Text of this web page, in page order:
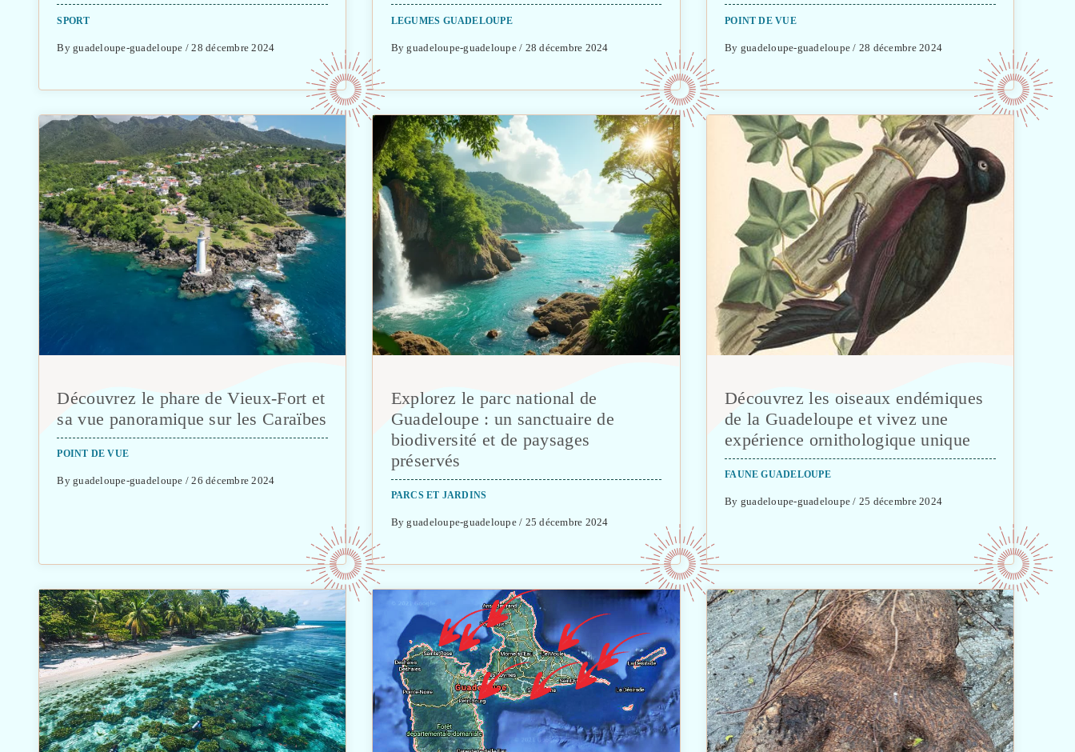
SPORT
By guadeloupe-guadeloupe / 28 décembre 2024
LEGUMES GUADELOUPE
By guadeloupe-guadeloupe / 28 décembre 2024
POINT DE VUE
By guadeloupe-guadeloupe / 28 décembre 2024
Découvrez le phare de Vieux-Fort et
sa vue panoramique sur les Caraïbes
POINT DE VUE
By guadeloupe-guadeloupe / 26 décembre 2024
Explorez le parc national de
Guadeloupe : un sanctuaire de
biodiversité et de paysages
préservés
PARCS ET JARDINS
By guadeloupe-guadeloupe / 25 décembre 2024
Découvrez les oiseaux endémiques
de la Guadeloupe et vivez une
expérience ornithologique unique
FAUNE GUADELOUPE
By guadeloupe-guadeloupe / 25 décembre 2024